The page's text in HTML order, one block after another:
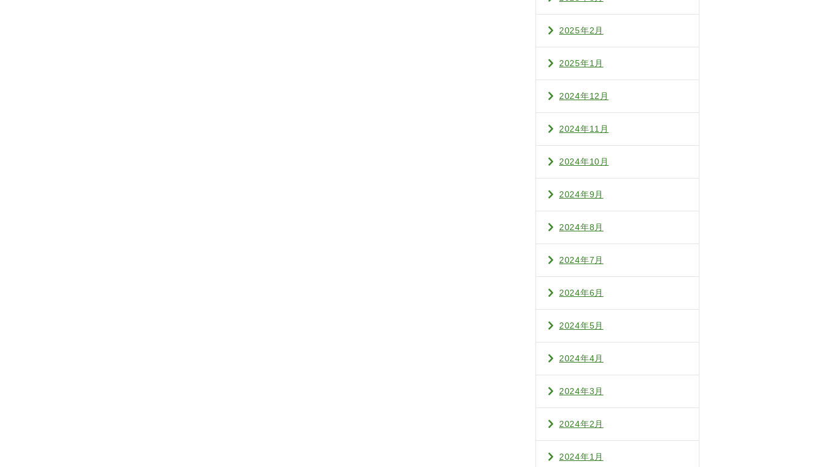
2025年2月
2025年1月
2024年12月
2024年11月
2024年10月
2024年9月
2024年8月
2024年7月
2024年6月
2024年5月
2024年4月
2024年3月
2024年2月
2024年1月